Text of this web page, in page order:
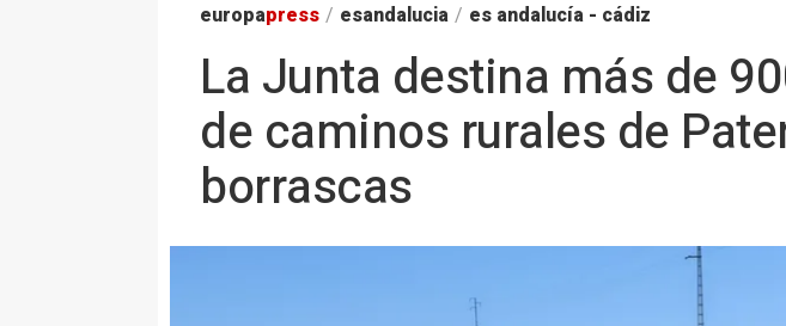
europapress / esandalucia / es andalucía - cádiz
La Junta destina más de
de caminos rurales de
borrascas